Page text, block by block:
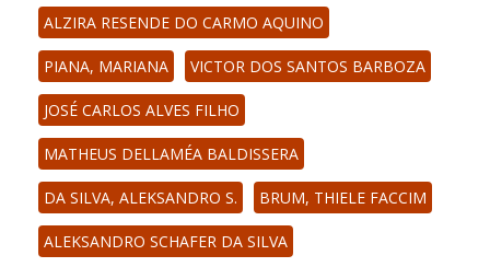
ALZIRA RESENDE DO CARMO AQUINO
PIANA, MARIANA VICTOR DOS SANTOS BARBOZA
JOSÉ CARLOS ALVES FILHO
MATHEUS DELLAMÉA BALDISSERA
DA SILVA, ALEKSANDRO S. BRUM, THIELE FACCIM
ALEKSANDRO SCHAFER DA SILVA